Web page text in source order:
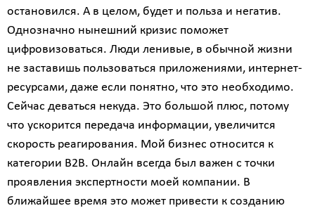
остановился. А в целом, будет и польза и негатив.
Однозначно нынешний кризис поможет
цифровизоваться. Люди ленивые, в обычной жизни
не заставишь пользоваться приложениями, интернет-
ресурсами, даже если понятно, что это необходимо.
Сейчас деваться некуда. Это большой плюс, потому
что ускорится передача информации, увеличится
скорость реагирования. Мой бизнес относится к
категории B2B. Онлайн всегда был важен с точки
проявления экспертности моей компании. В
ближайшее время это может привести к созданию